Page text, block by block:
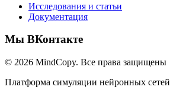
Исследования и статьи
Документация
Мы ВКонтакте
© 2026 MindCopy. Все права защищены
Платформа симуляции нейронных сетей